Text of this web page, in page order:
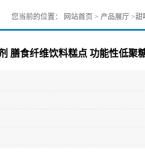
您当前的位置： 网站首页 > 产品展厅 >甜
膳食纤维饮料糕点 功能性低聚